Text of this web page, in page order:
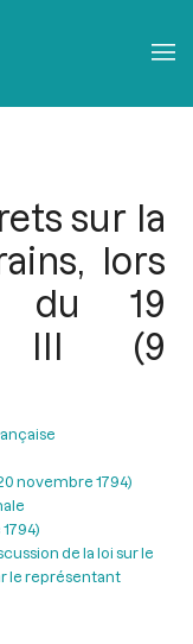
sur la
lors
du 19
III (9
novembre 1794)
de la loi sur le
le représentant